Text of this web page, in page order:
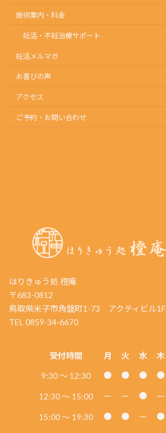
施術案内・料金
妊活・不妊治療サポート
妊活メルマガ
お喜びの声
アクセス
ご予約・お問い合わせ
はりきゅう処 橙庵
〒683-0812
鳥取県米子市角盤町1-73 アクティビル1F
TEL 0859-34-6670
受付時間 月 火 水 木
9:30 〜 12:30 ● ● ● ●
12:30 〜 15:00 ー ー ● ー
15:00 〜 19:30 ● ● ー ●